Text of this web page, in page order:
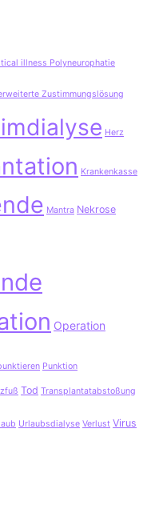
illness Polyneurophatie
Zustimmungslösung
Herz
Krankenkasse
Mantra Nekrose
Operation
Punktion
Tod Transplantatabstoßung
Urlaubsdialyse Verlust Virus